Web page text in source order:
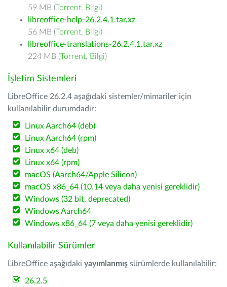
59 MB (Torrent, Bilgi)
libreoffice-help-26.2.4.1.tar.xz
56 MB (Torrent, Bilgi)
libreoffice-translations-26.2.4.1.tar.xz
224 MB (Torrent, Bilgi)
İşletim Sistemleri
LibreOffice 26.2.4 aşağıdaki sistemler/mimariler için
kullanılabilir durumdadır:
Linux Aarch64 (deb)
Linux Aarch64 (rpm)
Linux x64 (deb)
Linux x64 (rpm)
macOS (Aarch64/Apple Silicon)
macOS x86_64 (10.14 veya daha yenisi gereklidir)
Windows (32 bit, deprecated)
Windows Aarch64
Windows x86_64 (7 veya daha yenisi gereklidir)
Kullanılabilir Sürümler
LibreOffice aşağıdaki yayımlanmış sürümlerde kullanılabilir:
26.2.5